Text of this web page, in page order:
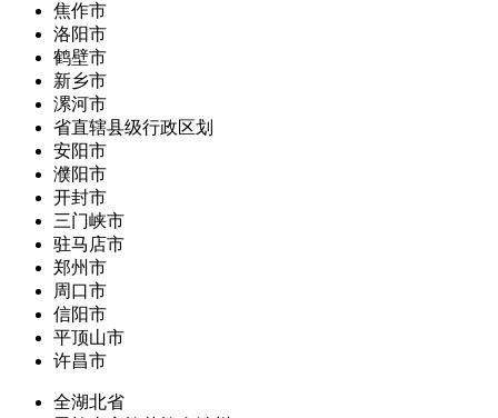
焦作市
洛阳市
鹤壁市
新乡市
漯河市
省直辖县级行政区划
安阳市
濮阳市
开封市
三门峡市
驻马店市
郑州市
周口市
信阳市
平顶山市
许昌市
全湖北省